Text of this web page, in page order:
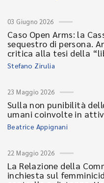
03 Giugno 2026
Caso Open Arms: la
sequestro di persona.
critica alla tesi della
Stefano Zirulia
23 Maggio 2026
Sulla non punibilità
umani coinvolte in
Beatrice Appignani
22 Maggio 2026
La Relazione della
inchiesta sul